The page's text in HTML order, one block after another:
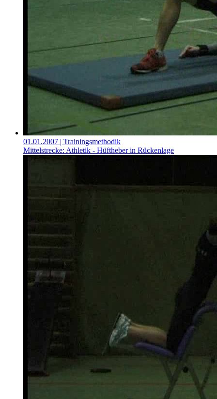
01.01.2007 | Trainingsmethodik
Mittelstrecke: Athletik - Hüftheber in Rückenlage